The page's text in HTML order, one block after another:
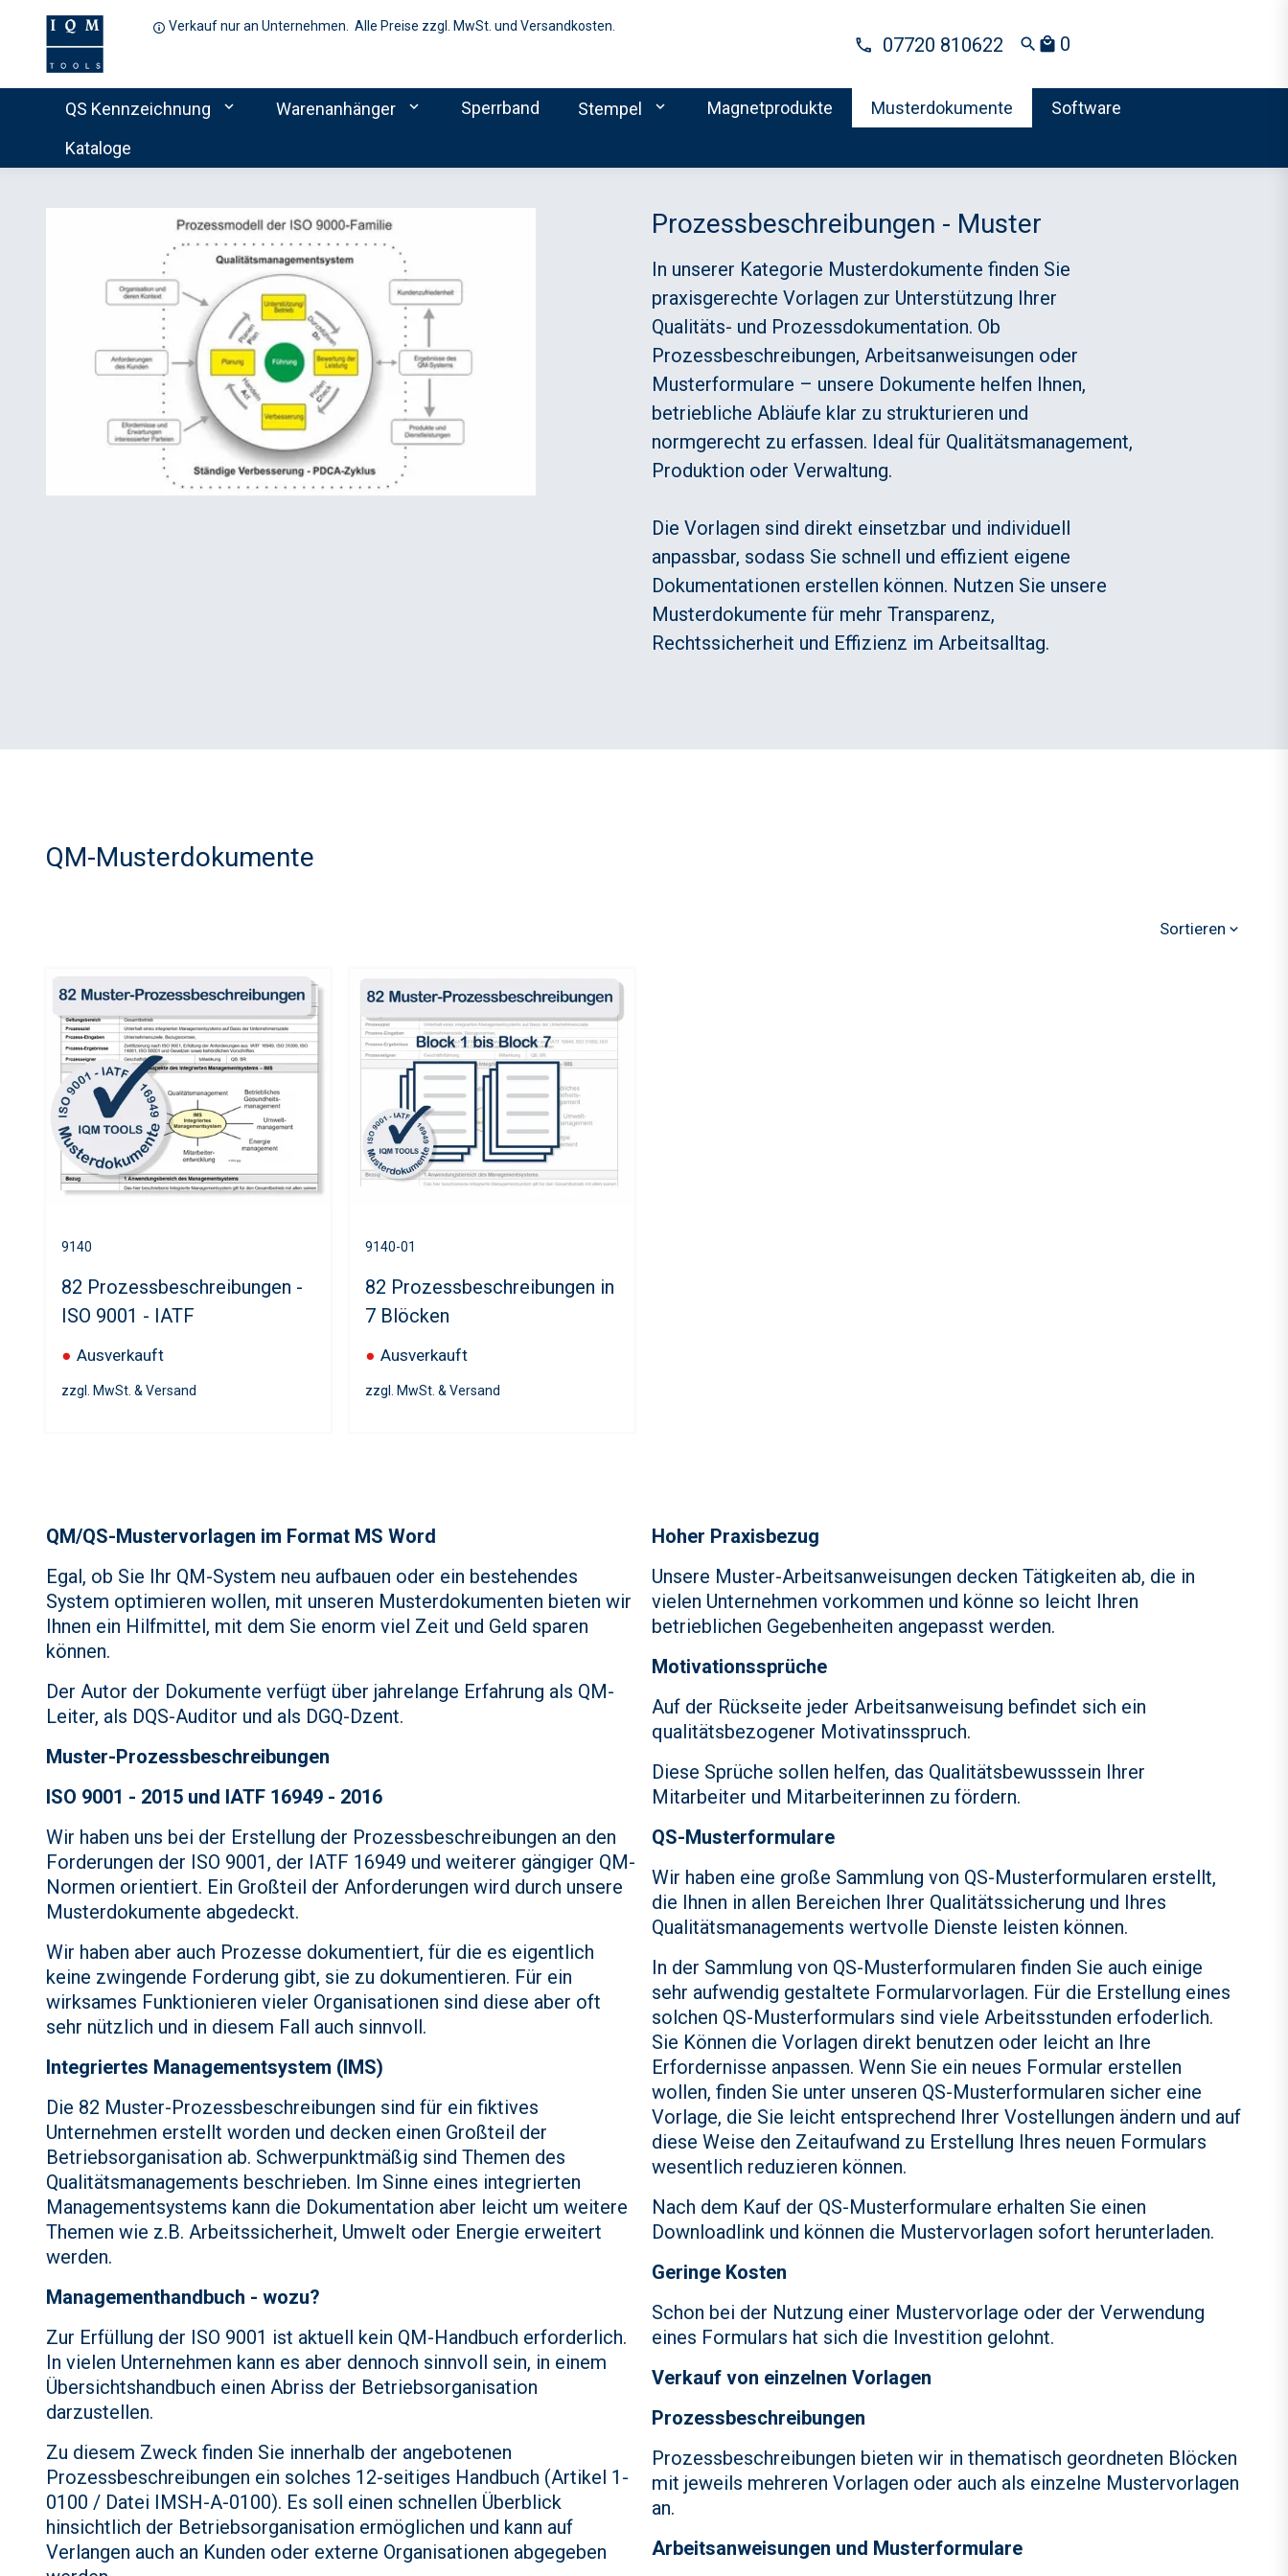
Verkauf nur an Unternehmen. Alle Preise zzgl. MwSt. und Versandkosten.
07720 810622 search local_mall 0
QS Kennzeichnung expand_more Warenanhänger expand_more Sperrband Stempel expand_more Magnetprodukte Musterdokumente
Software
Kataloge
Prozessbeschreibungen - Muster
In unserer Kategorie Musterdokumente finden Sie
praxisgerechte Vorlagen zur Unterstützung Ihrer
Qualitäts- und Prozessdokumentation. Ob
Prozessbeschreibungen, Arbeitsanweisungen oder
Musterformulare – unsere Dokumente helfen Ihnen,
betriebliche Abläufe klar zu strukturieren und
normgerecht zu erfassen. Ideal für Qualitätsmanagement,
Produktion oder Verwaltung.
Die Vorlagen sind direkt einsetzbar und individuell
anpassbar, sodass Sie schnell und effizient eigene
Dokumentationen erstellen können. Nutzen Sie unsere
Musterdokumente für mehr Transparenz,
Rechtssicherheit und Effizienz im Arbeitsalltag.
QM-Musterdokumente
Sortieren
● Ausverkauft
82 Prozessbeschreibungen -
ISO 9001 - IATF
zzgl. MwSt. & Versand
9140
● Ausverkauft
82 Prozessbeschreibungen in
7 Blöcken
zzgl. MwSt. & Versand
9140-01
QM/QS-Mustervorlagen im Format MS Word
Egal, ob Sie Ihr QM-System neu aufbauen oder ein bestehendes
System optimieren wollen, mit unseren Musterdokumenten bieten wir
Ihnen ein Hilfmittel, mit dem Sie enorm viel Zeit und Geld sparen
können.
Der Autor der Dokumente verfügt über jahrelange Erfahrung als QM-
Leiter, als DQS-Auditor und als DGQ-Dzent.
Muster-Prozessbeschreibungen
ISO 9001 - 2015 und IATF 16949 - 2016
Wir haben uns bei der Erstellung der Prozessbeschreibungen an den
Forderungen der ISO 9001, der IATF 16949 und weiterer gängiger QM-
Normen orientiert. Ein Großteil der Anforderungen wird durch unsere
Musterdokumente abgedeckt.
Wir haben aber auch Prozesse dokumentiert, für die es eigentlich
keine zwingende Forderung gibt, sie zu dokumentieren. Für ein
wirksames Funktionieren vieler Organisationen sind diese aber oft
sehr nützlich und in diesem Fall auch sinnvoll.
Integriertes Managementsystem (IMS)
Die 82 Muster-Prozessbeschreibungen sind für ein fiktives
Unternehmen erstellt worden und decken einen Großteil der
Betriebsorganisation ab. Schwerpunktmäßig sind Themen des
Qualitätsmanagements beschrieben. Im Sinne eines integrierten
Managementsystems kann die Dokumentation aber leicht um weitere
Themen wie z.B. Arbeitssicherheit, Umwelt oder Energie erweitert
werden.
Managementhandbuch - wozu?
Zur Erfüllung der ISO 9001 ist aktuell kein QM-Handbuch erforderlich.
In vielen Unternehmen kann es aber dennoch sinnvoll sein, in einem
Übersichtshandbuch einen Abriss der Betriebsorganisation
darzustellen.
Zu diesem Zweck finden Sie innerhalb der angebotenen
Prozessbeschreibungen ein solches 12-seitiges Handbuch (Artikel 1-
0100 / Datei IMSH-A-0100). Es soll einen schnellen Überblick
hinsichtlich der Betriebsorganisation ermöglichen und kann auf
Verlangen auch an Kunden oder externe Organisationen abgegeben
Hoher Praxisbezug
Unsere Muster-Arbeitsanweisungen decken Tätigkeiten ab, die in
vielen Unternehmen vorkommen und könne so leicht Ihren
betrieblichen Gegebenheiten angepasst werden.
Motivationssprüche
Auf der Rückseite jeder Arbeitsanweisung befindet sich ein
qualitätsbezogener Motivatinsspruch.
Diese Sprüche sollen helfen, das Qualitätsbewusssein Ihrer
Mitarbeiter und Mitarbeiterinnen zu fördern.
QS-Musterformulare
Wir haben eine große Sammlung von QS-Musterformularen erstellt,
die Ihnen in allen Bereichen Ihrer Qualitätssicherung und Ihres
Qualitätsmanagements wertvolle Dienste leisten können.
In der Sammlung von QS-Musterformularen finden Sie auch einige
sehr aufwendig gestaltete Formularvorlagen. Für die Erstellung eines
solchen QS-Musterformulars sind viele Arbeitsstunden erfoderlich.
Sie Können die Vorlagen direkt benutzen oder leicht an Ihre
Erfordernisse anpassen. Wenn Sie ein neues Formular erstellen
wollen, finden Sie unter unseren QS-Musterformularen sicher eine
Vorlage, die Sie leicht entsprechend Ihrer Vostellungen ändern und auf
diese Weise den Zeitaufwand zu Erstellung Ihres neuen Formulars
wesentlich reduzieren können.
Nach dem Kauf der QS-Musterformulare erhalten Sie einen
Downloadlink und können die Mustervorlagen sofort herunterladen.
Geringe Kosten
Schon bei der Nutzung einer Mustervorlage oder der Verwendung
eines Formulars hat sich die Investition gelohnt.
Verkauf von einzelnen Vorlagen
Prozessbeschreibungen
Prozessbeschreibungen bieten wir in thematisch geordneten Blöcken
mit jeweils mehreren Vorlagen oder auch als einzelne Mustervorlagen
an.
Arbeitsanweisungen und Musterformulare